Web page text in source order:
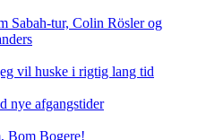
Sabah-tur, Colin Rösler og
vil huske i rigtig lang tid
nye afgangstider
Bom Bogere!